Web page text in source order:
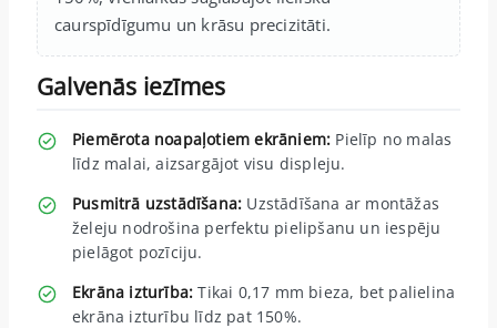
caurspīdīgumu un krāsu precizitāti.
Galvenās iezīmes
Piemērota noapaļotiem ekrāniem: Pielīp no malas
līdz malai, aizsargājot visu displeju.
Pusmitrā uzstādīšana: Uzstādīšana ar montāžas
želeju nodrošina perfektu pielipšanu un iespēju
pielāgot pozīciju.
Ekrāna izturība: Tikai 0,17 mm bieza, bet palielina
ekrāna izturību līdz pat 150%.